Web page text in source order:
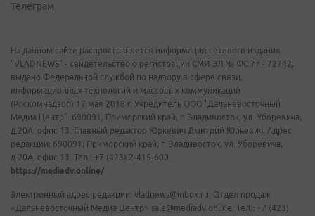
Телеграм
На данном сайте распространяется информация сетевого издания
"VLADNEWS" - свидетельство о регистрации СМИ ЭЛ № ФС 77 - 72742,
выдано Федеральной службой по надзору в сфере связи,
информационных технологий и массовых коммуникаций
(Роскомнадзор) 17 мая 2018 г. Учредитель ООО "Дальневосточный
Медиа Центр". 690091, Приморский край, г. Владивосток, ул. Уборевича,
д.20А, офис 13. Главный редактор Юркевич Дмитрий Юрьевич. Адрес
редакции: 690091, Приморский край, г. Владивосток, ул. Уборевича,
д.20А, офис 13. Тел.: +7 (423) 2-415-600.
https://mediadv.online/
Электронный адрес редакции: vladnews@inbox.ru. Отдел продаж
«Дальневосточный Медиа Центр» sale@mediadv.online. Тел.: +7 (423)